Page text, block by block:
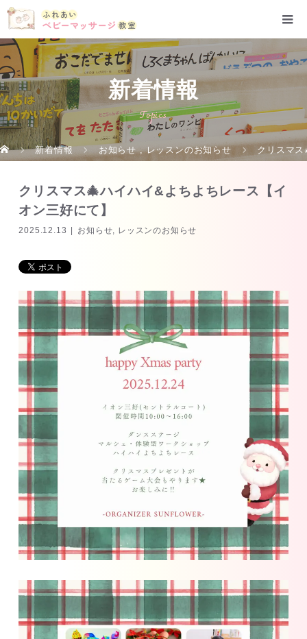
新着情報
Topics
新着情報 お知らせ ,レッスンのお知らせ クリスマ
クリスマス🎄ハイハイ&よちよちレース【イ
オン三好にて】
2025.12.13 お知らせ, レッスンのお知らせ